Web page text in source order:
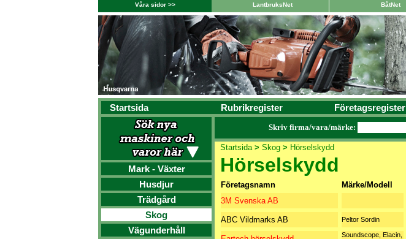
Våra sidor >> LantbruksNet BåtNet
Startsida Rubrikregister Företagsregister
Mark - Växter
Husdjur
Trädgård
Skog
Vägunderhåll
Skriv firma/vara/märke:
Startsida> Skog > Hörselskydd
Hörselskydd
Företagsnamn Märke/Modell
3M Svenska AB
ABC Vildmarks AB Peltor Sordin
Soundscope, Elacin,